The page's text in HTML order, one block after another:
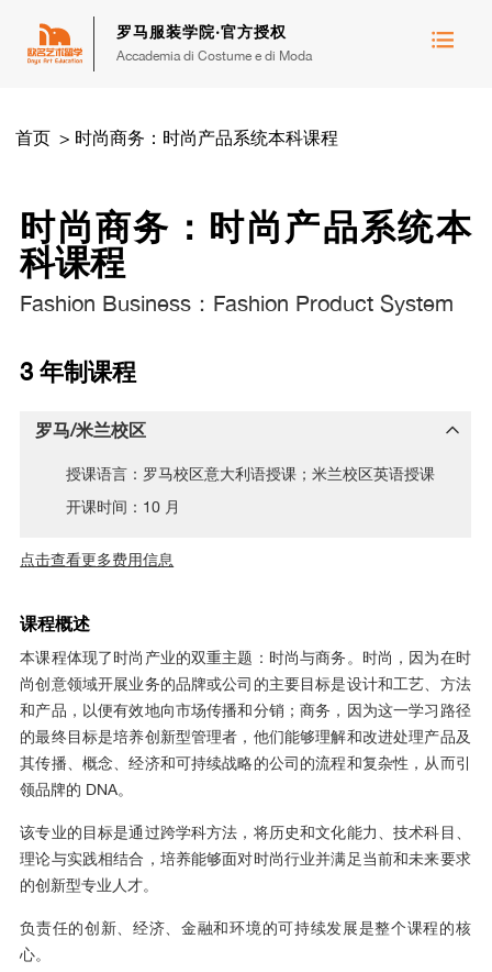
罗马服装学院·官方授权
Accademia di Costume e di Moda
首页 > 时尚商务：时尚产品系统本科课程
时尚商务：时尚产品系统本
科课程
Fashion Business：Fashion Product System
3 年制课程
罗马/米兰校区
授课语言：罗马校区意大利语授课；米兰校区英语授课
开课时间：10 月
点击查看更多费用信息
课程概述
本课程体现了时尚产业的双重主题：时尚与商务。时尚，因为在时
尚创意领域开展业务的品牌或公司的主要目标是设计和工艺、方法
和产品，以便有效地向市场传播和分销；商务，因为这一学习路径
的最终目标是培养创新型管理者，他们能够理解和改进处理产品及
其传播、概念、经济和可持续战略的公司的流程和复杂性，从而引
领品牌的 DNA。
该专业的目标是通过跨学科方法，将历史和文化能力、技术科目、
理论与实践相结合，培养能够面对时尚行业并满足当前和未来要求
的创新型专业人才。
负责任的创新、经济、金融和环境的可持续发展是整个课程的核
心。